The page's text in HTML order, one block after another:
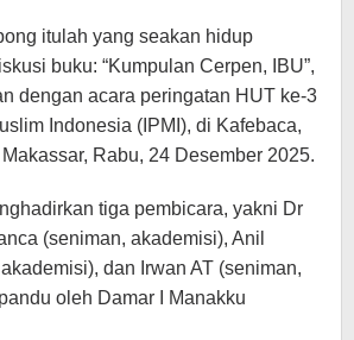
itulah yang seakan hidup
buku: “Kumpulan Cerpen, IBU”,
dengan acara peringatan HUT ke-3
Indonesia (IPMI), di Kafebaca,
Rabu, 24 Desember 2025.
tiga pembicara, yakni Dr
(seniman, akademisi), Anil
dan Irwan AT (seniman,
oleh Damar I Manakku